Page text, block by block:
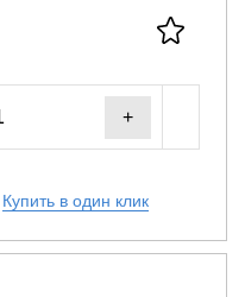
+
Купить в один клик